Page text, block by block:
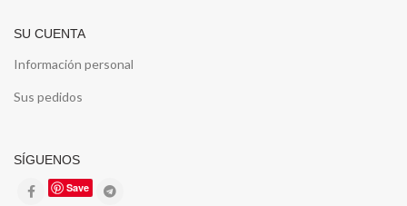
SU CUENTA
Información personal
Sus pedidos
SÍGUENOS
Save